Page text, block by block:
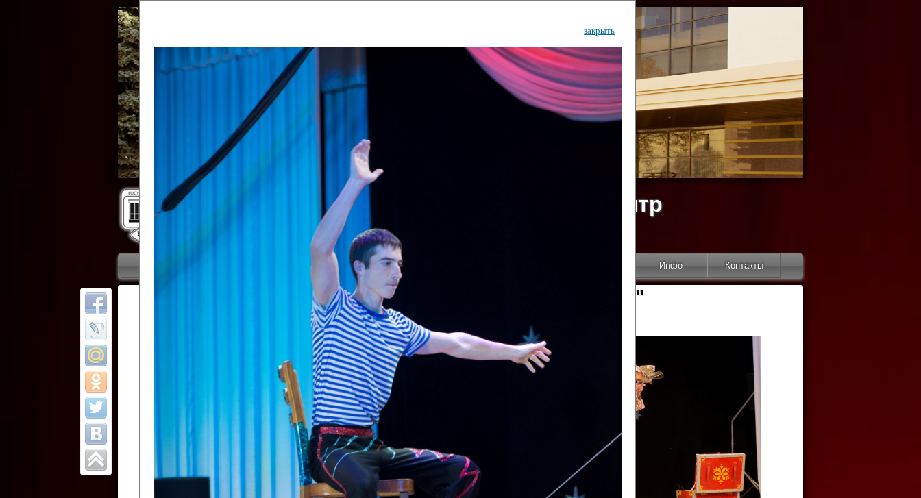
Государственный культурный центр
Дворец Республики
Коллективы Новости Инфо Контакты
ОТЧЕТЫ ГКЦ "ДВОРЕЦ РЕСПУБЛИКИ"
закрыть
Финал Республиканского фестиваля
цирковых коллективов "Созвездие
Приднестровского цирка"
Участники фестиваля:
Образцовый эстрадно-цирковой коллектив «Ровесник» Дом культуры с.
Протягайловка, г. Бендеры , руководитель Рогожинер Светлана Георгиевна
Народный цирковой клоунский коллектив «Шари-вари» МУ «Культурно-
досуговый центр «Шелковик» г.Бендеры, руководители Отличные работники